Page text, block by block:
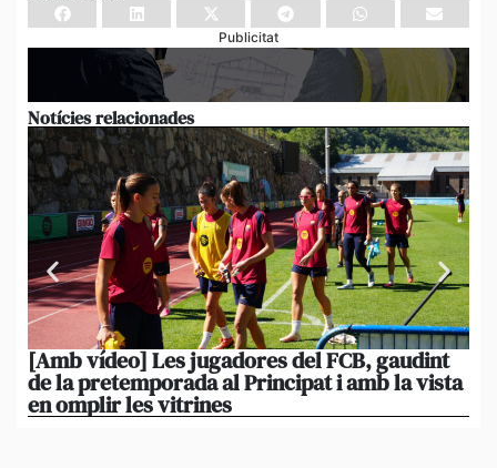
Publicitat
Notícies relacionades
[Amb vídeo] Les jugadores del FCB, gaudint
de la pretemporada al Principat i amb la vista
en omplir les vitrines